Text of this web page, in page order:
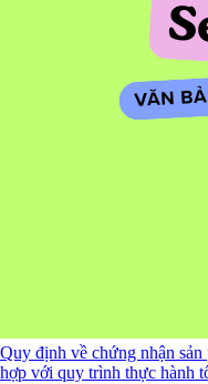
Quy định về chứng nhận
hợp với quy trình thực hành